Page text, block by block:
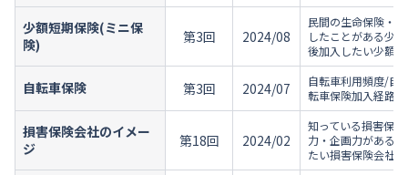
少額短期保険(ミニ保
険)
第3回 2024/08
民間の生命保険・
したことがある少
後加入したい少額
自転車保険 第3回 2024/07
自転車利用頻度/自
転車保険加入経路/
損害保険会社のイメー
ジ
第18回 2024/02
知っている損害保
力・企画力がある
たい損害保険会社/